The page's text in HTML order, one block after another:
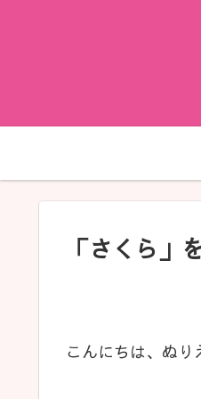
「さくら」
こんにちは、ぬ